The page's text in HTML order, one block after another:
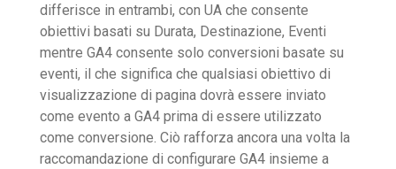
differisce in entrambi, con UA ​​che consente
obiettivi basati su Durata, Destinazione, Eventi
mentre GA4 consente solo conversioni basate su
eventi, il che significa che qualsiasi obiettivo di
visualizzazione di pagina dovrà essere inviato
come evento a GA4 prima di essere utilizzato
come conversione. Ciò rafforza ancora una volta la
raccomandazione di configurare GA4 insieme a